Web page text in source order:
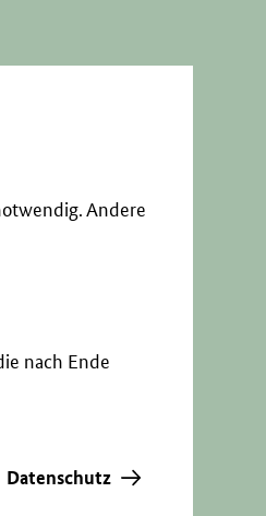
Andere
nach Ende
Datenschutz